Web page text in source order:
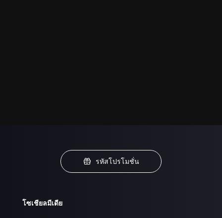
รหัสโปรโมชั่น
โซเชียลมีเดีย